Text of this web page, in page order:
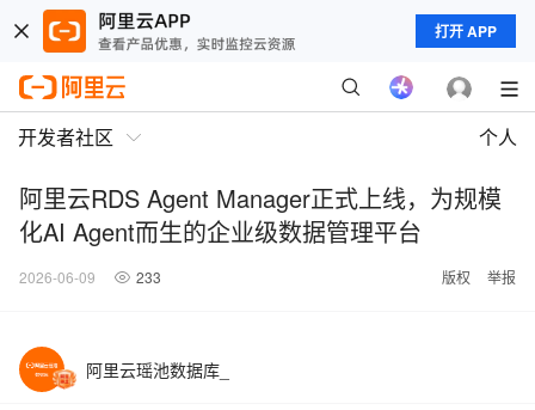
打开 APP
开发者社区 个人
阿里云RDS Agent Manager正式上线，为规模
化AI Agent而生的企业级数据管理平台
2026-06-09 233 版权 举报
阿里云瑶池数据库_